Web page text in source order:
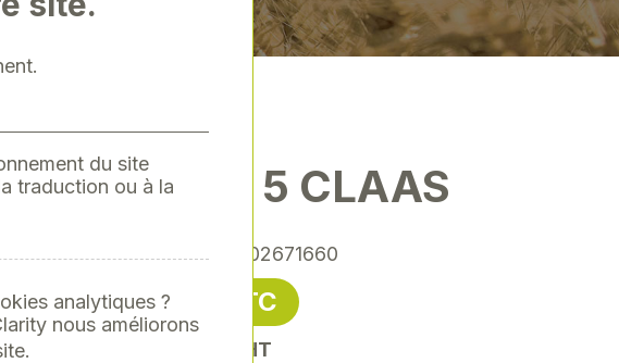
950 ST 5 CLAAS
Référence: CLA-0002671660
93,67 € TTC
soit 78,06 € HT
du site
traduction ou à la
analytiques ?
nous améliorons